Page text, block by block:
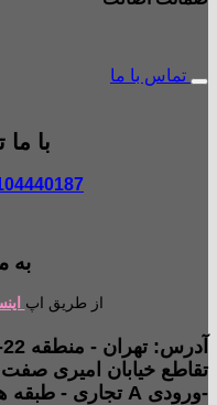
تماس با ما
با
به
از طریق اپ
تقاطع خیابان امیری صفت
-ورودی A تجاری - طبقه همکف - جنب داروخانه - واحد B2